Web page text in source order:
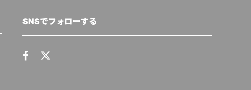
SNSでフォローする